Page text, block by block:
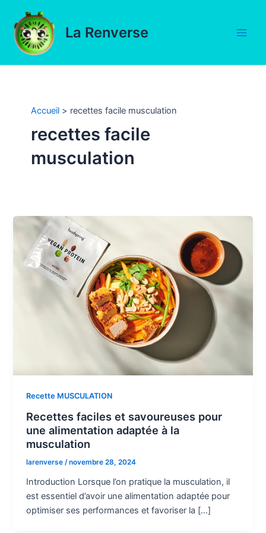
contenu
La Renverse
Accueil recettes facile musculation
recettes facile
musculation
Recette MUSCULATION
Recettes faciles et savoureuses pour
une alimentation adaptée à la
musculation
larenverse/novembre 28, 2024
Introduction Lorsque l’on pratique la musculation, il
est essentiel d’avoir une alimentation adaptée pour
optimiser ses performances et favoriser la […]